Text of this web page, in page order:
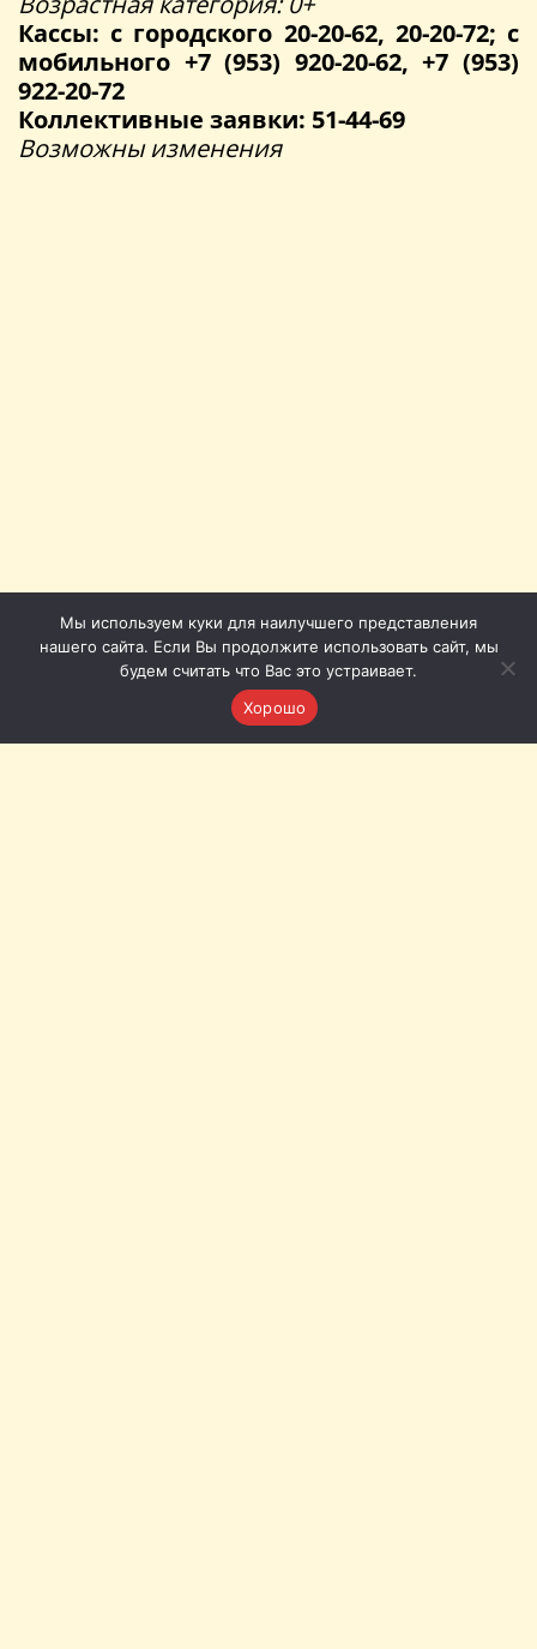
Кассы: с городского 20-20-62, 20-20-72; с
мобильного +7 (953) 920-20-62, +7 (953)
922-20-72
Коллективные заявки: 51-44-69
Возможны изменения
Мы используем куки для наилучшего представления
нашего сайта. Если Вы продолжите использовать сайт, мы
будем считать что Вас это устраивает.
Хорошо